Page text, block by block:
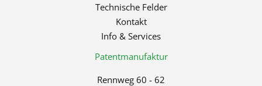
Technische Felder
Kontakt
Info & Services
Patentmanufaktur
Rennweg 60 - 62